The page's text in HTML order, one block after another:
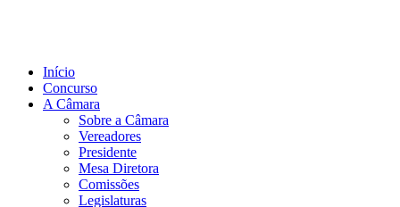
Início
Concurso
A Câmara
Sobre a Câmara
Vereadores
Presidente
Mesa Diretora
Comissões
Legislaturas